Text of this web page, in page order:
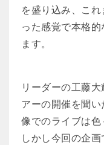
を盛り込み、こ
った感覚で本格
ます。
リーダーの工藤
アーの開催を聞
像でのライブは色
しかし今回の企